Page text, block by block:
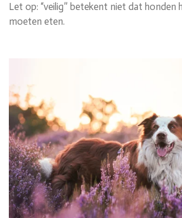
Let op: “veilig” betekent niet dat honden
moeten eten.